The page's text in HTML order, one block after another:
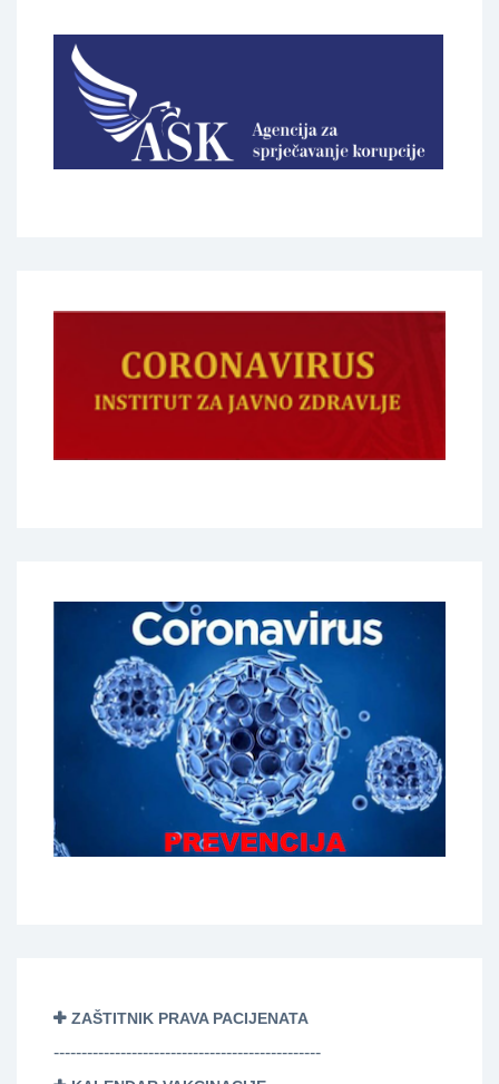
ZAŠTITNIK PRAVA PACIJENATA
------------------------------------------------